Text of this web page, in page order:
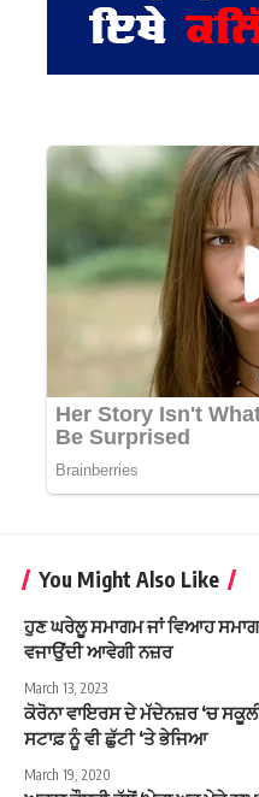
You Might Also Like
ਹੁਣ ਘਰੇਲੂ ਸਮਾਗਮ ਜਾਂ ਵਿਆਹ
ਵਜਾਉਂਦੀ ਆਵੇਗੀ ਨਜ਼ਰ
March 13, 2023
ਕੋਰੋਨਾ ਵਾਇਰਸ ਦੇ ਮੱਦੇਨਜ਼ਰ ‘ਚ
ਸਟਾਫ਼ ਨੂੰ ਵੀ ਛੁੱਟੀ ‘ਤੇ ਭੇਜਿਆ
March 19, 2020